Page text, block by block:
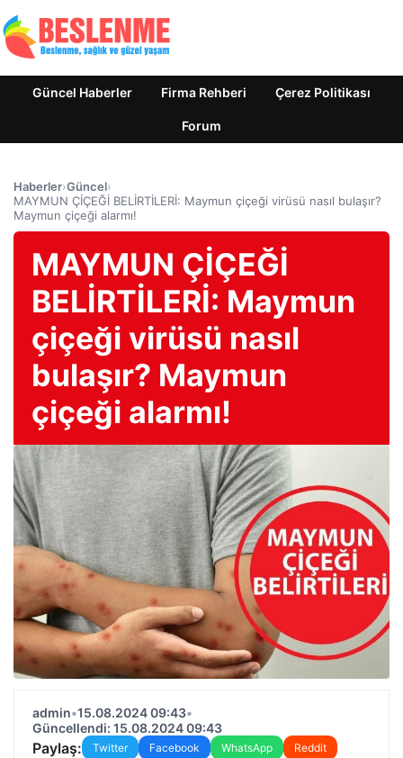
Güncel Haberler Firma Rehberi Çerez Politikası
Forum
Haberler›Güncel›
MAYMUN ÇİÇEĞİ BELİRTİLERİ: Maymun çiçeği virüsü nasıl bulaşır?
Maymun çiçeği alarmı!
MAYMUN ÇİÇEĞİ
BELİRTİLERİ: Maymun
çiçeği virüsü nasıl
bulaşır? Maymun
çiçeği alarmı!
admin•15.08.2024 09:43•
Güncellendi: 15.08.2024 09:43
Paylaş: Twitter Facebook WhatsApp
Reddit